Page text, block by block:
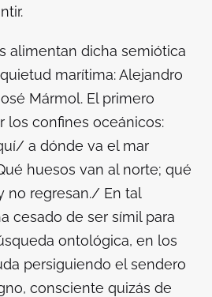
alimentan dicha semiótica
marítima: Alejandro
Mármol. El primero
los confines oceánicos:
a dónde va el mar
huesos van al norte; qué
no regresan./ En tal
cesado de ser símil para
ontológica, en los
persiguiendo el sendero
consciente quizás de